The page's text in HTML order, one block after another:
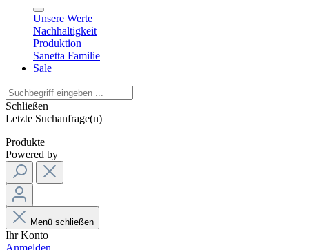
Unsere Werte
Nachhaltigkeit
Produktion
Sanetta Familie
Sale
Schließen
Letzte Suchanfrage(n)
Produkte
Powered by
Menü schließen
Ihr Konto
Anmelden